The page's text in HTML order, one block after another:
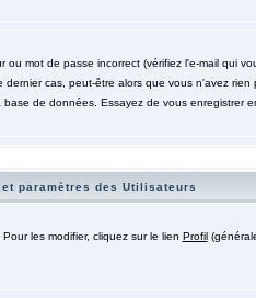
mot de passe incorrect (vérifiez l'e-mail qui
cas, peut-être alors que vous n'avez
de données. Essayez de vous enregistrer
paramètres des Utilisateurs
les modifier, cliquez sur le lien Profil